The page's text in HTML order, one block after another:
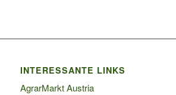
INTERESSANTE LINKS
AgrarMarkt Austria